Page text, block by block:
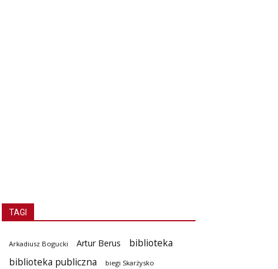
TAGI
Arkadiusz Bogucki Artur Berus
biblioteka
biblioteka publiczna
biegi Skarżysko